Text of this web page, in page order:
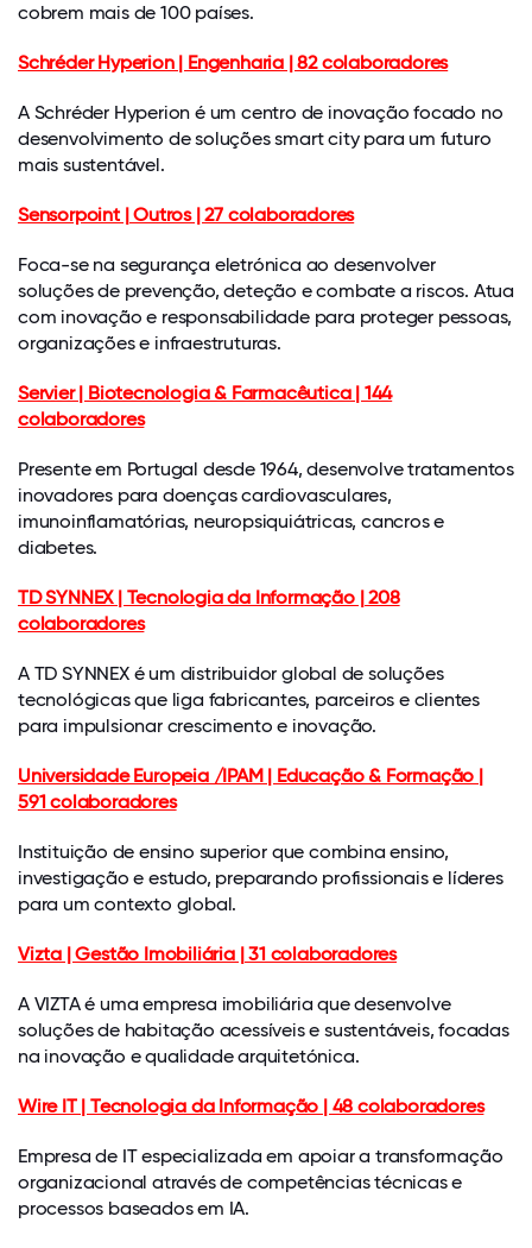
cobrem mais de 100 países.
Schréder Hyperion | Engenharia | 82 colaboradores
A Schréder Hyperion é um centro de inovação focado no
desenvolvimento de soluções smart city para um futuro
mais sustentável.
Sensorpoint | Outros | 27 colaboradores
Foca-se na segurança eletrónica ao desenvolver
soluções de prevenção, deteção e combate a riscos. Atua
com inovação e responsabilidade para proteger pessoas,
organizações e infraestruturas.
Servier | Biotecnologia & Farmacêutica | 144
colaboradores
Presente em Portugal desde 1964, desenvolve tratamentos
inovadores para doenças cardiovasculares,
imunoinflamatórias, neuropsiquiátricas, cancros e
diabetes.
TD SYNNEX | Tecnologia da Informação | 208
colaboradores
A TD SYNNEX é um distribuidor global de soluções
tecnológicas que liga fabricantes, parceiros e clientes
para impulsionar crescimento e inovação.
Universidade Europeia /IPAM | Educação & Formação |
591 colaboradores
Instituição de ensino superior que combina ensino,
investigação e estudo, preparando profissionais e líderes
para um contexto global.
Vizta | Gestão Imobiliária | 31 colaboradores
A VIZTA é uma empresa imobiliária que desenvolve
soluções de habitação acessíveis e sustentáveis, focadas
na inovação e qualidade arquitetónica.
Wire IT | Tecnologia da Informação | 48 colaboradores
Empresa de IT especializada em apoiar a transformação
organizacional através de competências técnicas e
processos baseados em IA.